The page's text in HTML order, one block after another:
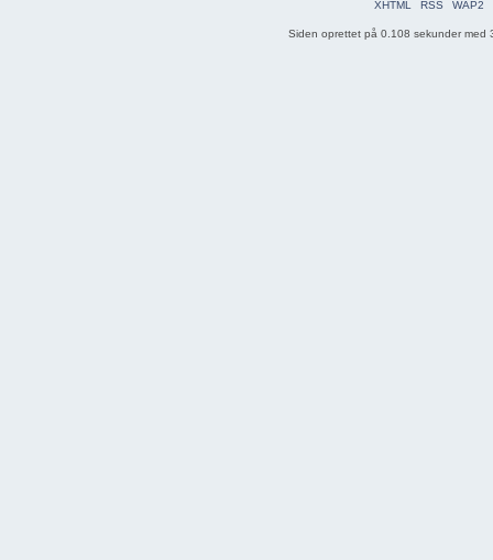
XHTML
RSS WAP2
Siden oprettet på 0.108 sekunder med